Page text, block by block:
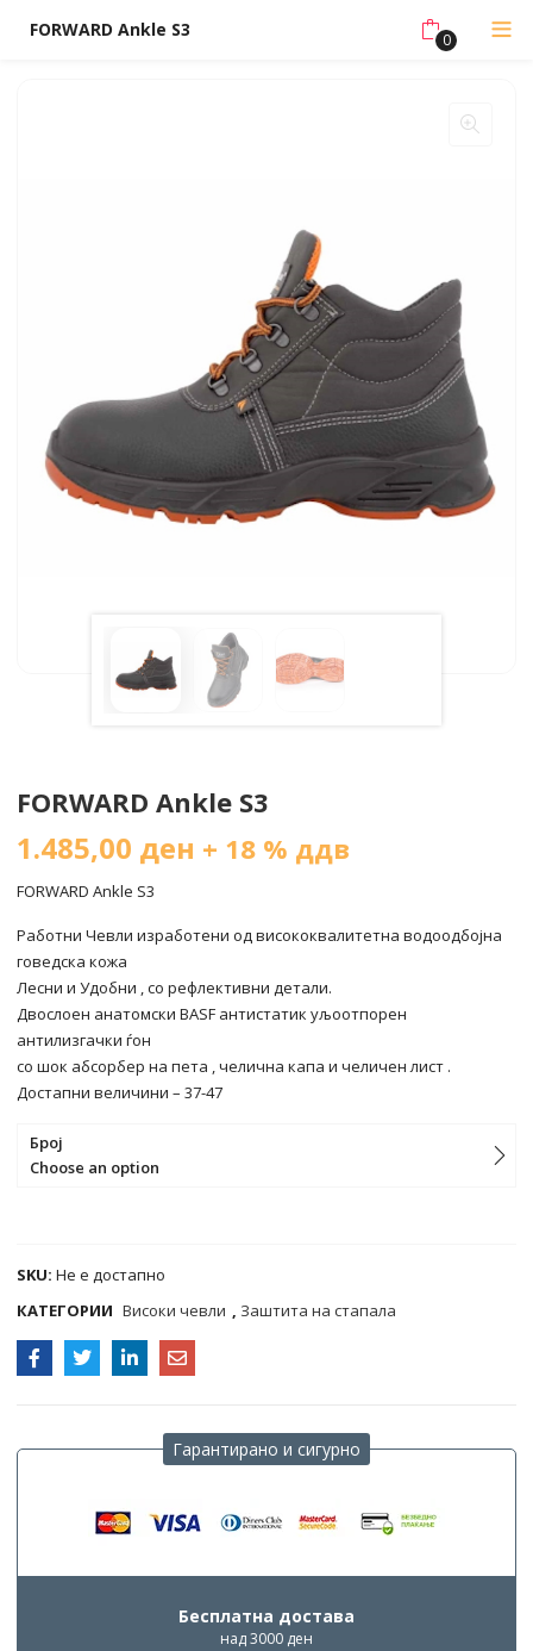
FORWARD Ankle S3 0
FORWARD Ankle S3
1.485,00 ден + 18 % ддв
FORWARD Ankle S3
Работни Чевли изработени од висококвалитетна водоодбојна
говедска кожа
Лесни и Удобни , со рефлективни детали.
Двослоен анатомски BASF антистатик уљоотпорен
антилизгачки ѓон
со шок абсорбер на пета , челична капа и челичен лист .
Достапни величини – 37-47
Број
Choose an option
SKU:Не е достапно
КАТЕГОРИИ Високи чевли Заштита на стапала
Гарантирано и сигурно
Бесплатна достава
над 3000 ден